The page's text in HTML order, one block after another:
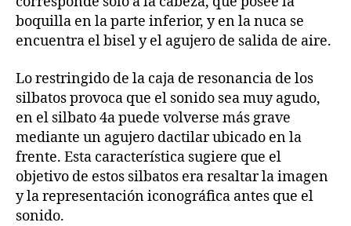
boquilla en la parte inferior, y en la nuca se
encuentra el bisel y el agujero de salida de aire.
Lo restringido de la caja de resonancia de los
silbatos provoca que el sonido sea muy agudo,
en el silbato 4a puede volverse más grave
mediante un agujero dactilar ubicado en la
frente. Esta característica sugiere que el
objetivo de estos silbatos era resaltar la imagen
y la representación iconográfica antes que el
sonido.